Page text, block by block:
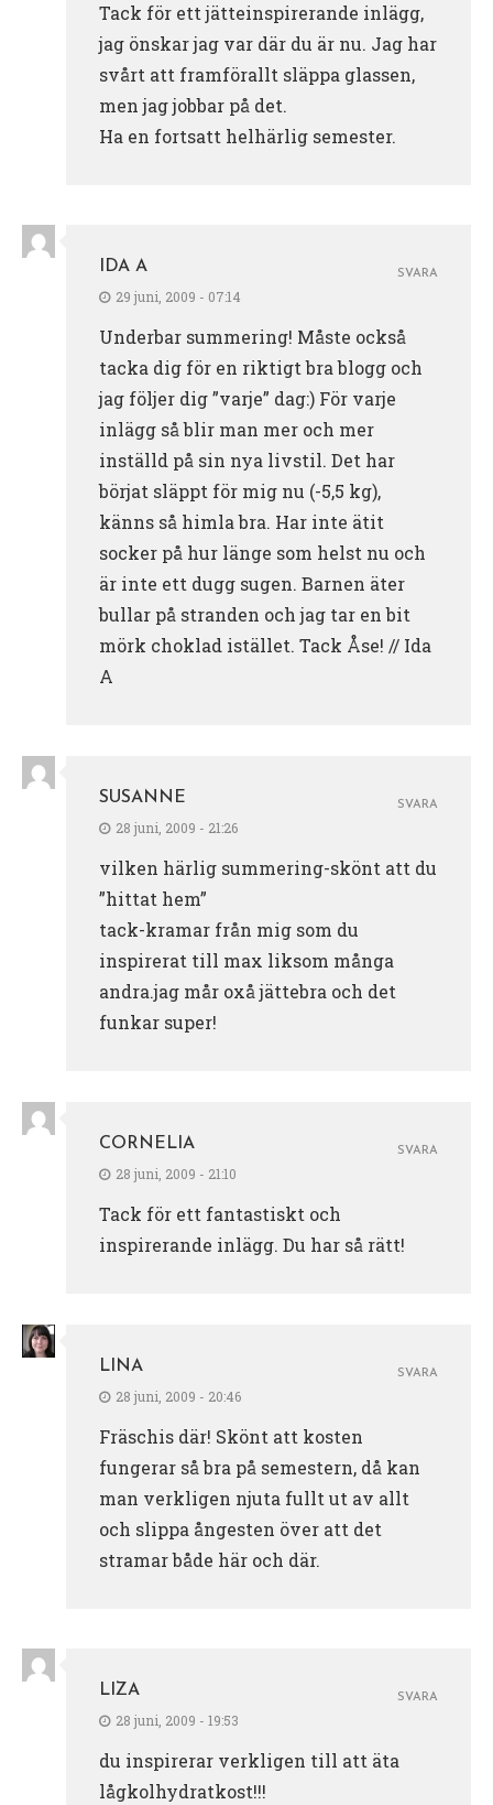
Tack för ett jätteinspirerande inlägg,
jag önskar jag var där du är nu. Jag har
svårt att framförallt släppa glassen,
men jag jobbar på det.
Ha en fortsatt helhärlig semester.
IDA A
29 juni, 2009 - 07:14
Underbar summering! Måste också
tacka dig för en riktigt bra blogg och
jag följer dig ”varje” dag:) För varje
inlägg så blir man mer och mer
inställd på sin nya livstil. Det har
börjat släppt för mig nu (-5,5 kg),
känns så himla bra. Har inte ätit
socker på hur länge som helst nu och
är inte ett dugg sugen. Barnen äter
bullar på stranden och jag tar en bit
mörk choklad istället. Tack Åse! // Ida
A
SVARA
SUSANNE
28 juni, 2009 - 21:26
vilken härlig summering-skönt att du
”hittat hem”
tack-kramar från mig som du
inspirerat till max liksom många
andra.jag mår oxå jättebra och det
funkar super!
SVARA
CORNELIA
28 juni, 2009 - 21:10
Tack för ett fantastiskt och
inspirerande inlägg. Du har så rätt!
SVARA
LINA
28 juni, 2009 - 20:46
Fräschis där! Skönt att kosten
fungerar så bra på semestern, då kan
man verkligen njuta fullt ut av allt
och slippa ångesten över att det
stramar både här och där.
SVARA
LIZA
28 juni, 2009 - 19:53
du inspirerar verkligen till att äta
lågkolhydratkost!!!
SVARA